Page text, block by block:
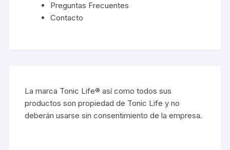
Preguntas Frecuentes
Contacto
La marca Tonic Life® así como todos sus
productos son propiedad de Tonic Life y no
deberán usarse sin consentimiento de la empresa.